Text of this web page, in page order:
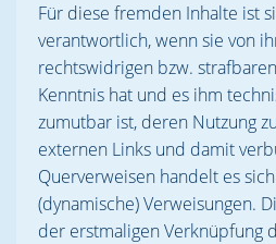
Für diese fremden Inhalte ist
verantwortlich, wenn sie von
rechtswidrigen bzw.
Kenntnis hat und es ihm
zumutbar ist, deren Nutzung
externen Links und damit
Querverweisen handelt es
(dynamische) Verweisungen.
der erstmaligen Verknüpfung